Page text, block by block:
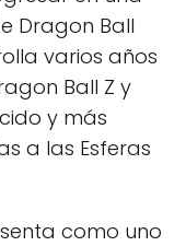
Dragon Ball
varios años
Ball Z y
y más
a las Esferas
como uno